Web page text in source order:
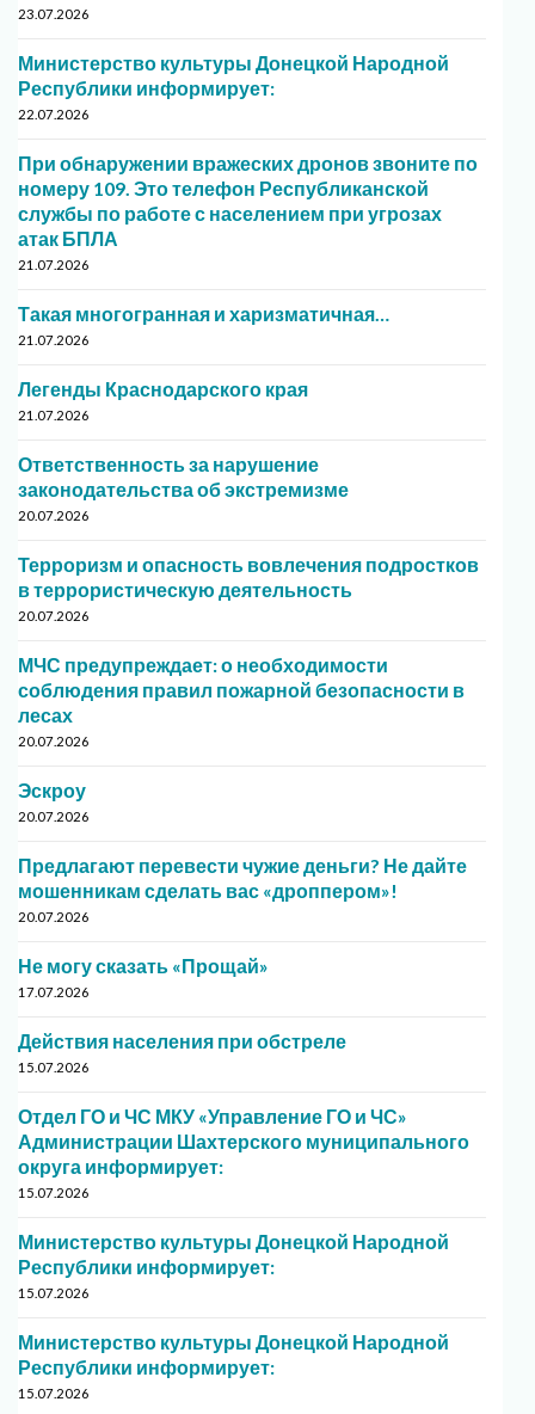
23.07.2026
Министерство культуры Донецкой Народной
Республики информирует:
22.07.2026
При обнаружении вражеских дронов звоните по
номеру 109. Это телефон Республиканской
службы по работе с населением при угрозах
атак БПЛА
21.07.2026
Такая многогранная и харизматичная…
21.07.2026
Легенды Краснодарского края
21.07.2026
Ответственность за нарушение
законодательства об экстремизме
20.07.2026
Терроризм и опасность вовлечения подростков
в террористическую деятельность
20.07.2026
МЧС предупреждает: о необходимости
соблюдения правил пожарной безопасности в
лесах
20.07.2026
Эскроу
20.07.2026
Предлагают перевести чужие деньги? Не дайте
мошенникам сделать вас «дроппером»!
20.07.2026
Не могу сказать «Прощай»
17.07.2026
Действия населения при обстреле
15.07.2026
Отдел ГО и ЧС МКУ «Управление ГО и ЧС»
Администрации Шахтерского муниципального
округа информирует:
15.07.2026
Министерство культуры Донецкой Народной
Республики информирует:
15.07.2026
Министерство культуры Донецкой Народной
Республики информирует:
15.07.2026